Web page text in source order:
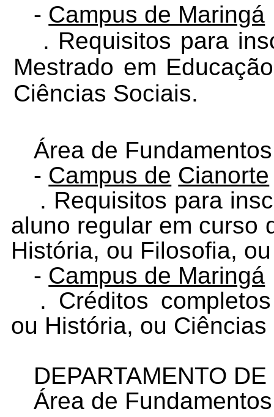
- Campus de Maringá
. Requisitos para
Mestrado em
Ciências Sociais.
Área de
- Campus de Cianorte
. Requisitos para
aluno regular em curso
História, ou Filosofia,
- Campus de Maringá
. Créditos
ou História, ou
DEPARTAMENTO
Área de